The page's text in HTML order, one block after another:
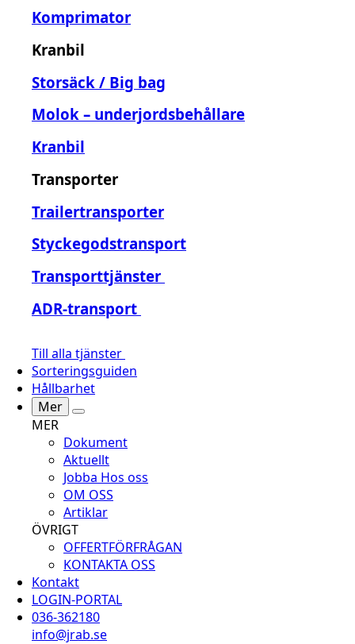
Komprimator
Kranbil
Storsäck / Big bag
Molok – underjordsbehållare
Kranbil
Transporter
Trailertransporter
Styckegodstransport
Transporttjänster
ADR-transport
Till alla tjänster
Sorteringsguiden
Hållbarhet
Mer
MER
Dokument
Aktuellt
Jobba Hos oss
OM OSS
Artiklar
ÖVRIGT
OFFERTFÖRFRÅGAN
KONTAKTA OSS
Kontakt
LOGIN-PORTAL
036-362180
info@jrab.se